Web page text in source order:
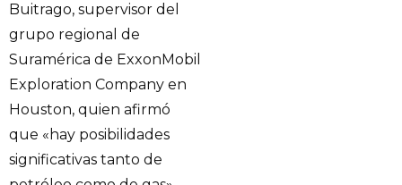
Buitrago, supervisor del
grupo regional de
Suramérica de ExxonMobil
Exploration Company en
Houston, quien afirmó
que «hay posibilidades
significativas tanto de